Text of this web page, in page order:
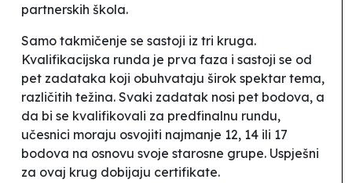
partnerskih škola.
Samo takmičenje se sastoji iz tri kruga.
Kvalifikacijska runda je prva faza i sastoji se od
pet zadataka koji obuhvataju širok spektar tema,
različitih težina. Svaki zadatak nosi pet bodova, a
da bi se kvalifikovali za predfinalnu rundu,
učesnici moraju osvojiti najmanje 12, 14 ili 17
bodova na osnovu svoje starosne grupe. Uspješni
za ovaj krug dobijaju certifikate.